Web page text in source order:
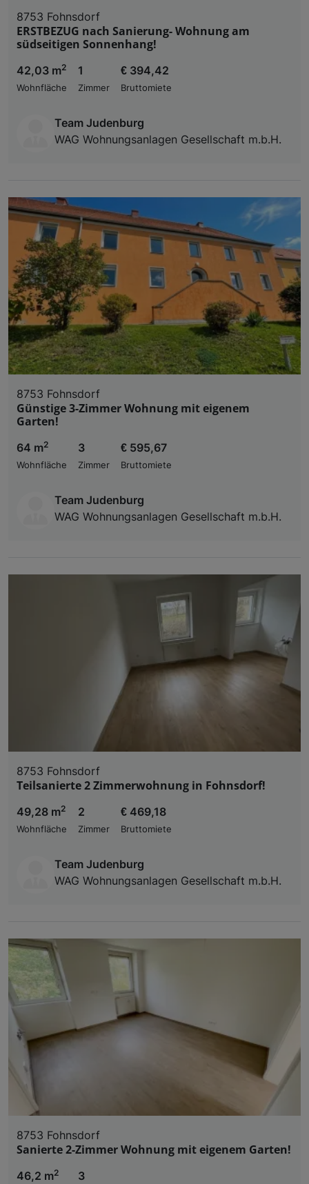
8753 Fohnsdorf
ERSTBEZUG nach Sanierung- Wohnung am
südseitigen Sonnenhang!
42,03 m2
Wohnfläche
1
Zimmer
€ 394,42
Bruttomiete
Team Judenburg
WAG Wohnungsanlagen Gesellschaft m.b.H.
8753 Fohnsdorf
Günstige 3-Zimmer Wohnung mit eigenem
Garten!
64 m2
Wohnfläche
3
Zimmer
€ 595,67
Bruttomiete
Team Judenburg
WAG Wohnungsanlagen Gesellschaft m.b.H.
8753 Fohnsdorf
Teilsanierte 2 Zimmerwohnung in Fohnsdorf!
49,28 m2
Wohnfläche
2
Zimmer
€ 469,18
Bruttomiete
Team Judenburg
WAG Wohnungsanlagen Gesellschaft m.b.H.
8753 Fohnsdorf
Sanierte 2-Zimmer Wohnung mit eigenem Garten!
46,2 m2 3